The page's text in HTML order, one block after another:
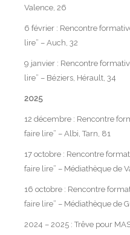
Valence, 26
6 février : Rencontre
lire” – Auch, 32
9 janvier : Rencontre
lire” – Béziers, Hérault, 34
2025
12 décembre : Rencontre
faire lire” – Albi, Tarn, 81
17 octobre : Rencontre
faire lire” – Médiathèque de
16 octobre : Rencontre
faire lire” – Médiathèque de
2024 – 2025 : Trêve pour